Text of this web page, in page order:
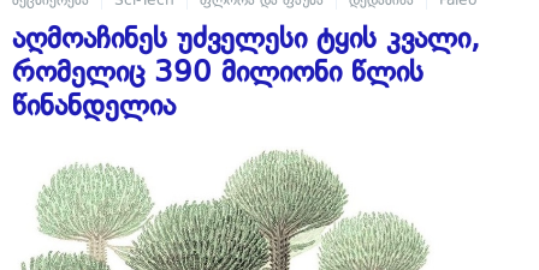
აღმოაჩინეს უძველესი ტყის კვალი,
რომელიც 390 მილიონი წლის
წინანდელია